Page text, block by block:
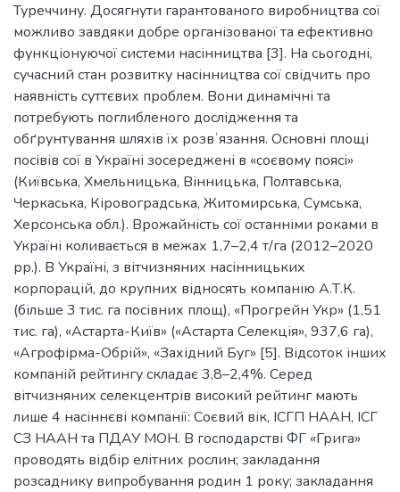
Туреччину. Досягнути гарантованого виробництва сої
можливо завдяки добре організованої та ефективно
функціонуючої системи насінництва [3]. На сьогодні,
сучасний стан розвитку насінництва сої свідчить про
наявність суттєвих проблем. Вони динамічні та
потребують поглибленого дослідження та
обґрунтування шляхів їх розвʼязання. Основні площі
посівів сої в Україні зосереджені в «соєвому поясі»
(Київська, Хмельницька, Вінницька, Полтавська,
Черкаська, Кіровоградська, Житомирська, Сумська,
Херсонська обл.). Врожайність сої останніми роками в
Україні коливається в межах 1,7–2,4 т/га (2012–2020
рр.). В Україні, з вітчизняних насінницьких
корпорацій, до крупних відносять компанію А.Т.К.
(більше 3 тис. га посівних площ), «Прогрейн Укр» (1,51
тис. га), «Астарта-Київ» («Астарта Селекція», 937,6 га),
«Агрофірма-Обрій», «Західний Буг» [5]. Відсоток інших
компаній рейтингу складає 3,8–2,4%. Серед
вітчизняних селекцентрів високий рейтинг мають
лише 4 насіннєві компанії: Соєвий вік, ІСГП НААН, ІСГ
СЗ НААН та ПДАУ МОН. В господарстві ФГ «Грига»
проводять відбір елітних рослин; закладання
розсаднику випробування родин 1 року; закладання